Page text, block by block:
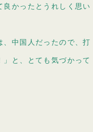
かったとうれしく思い
中国人だったので、打
と、とても気づかって